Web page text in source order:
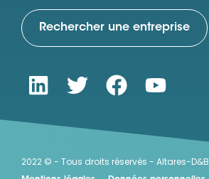
Rechercher une entreprise
2022 © - Tous droits réservés - Altares-D&B